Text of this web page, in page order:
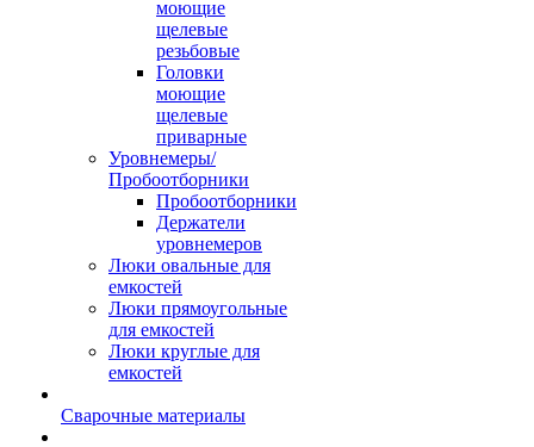
моющие
щелевые
резьбовые
Головки
моющие
щелевые
приварные
Уровнемеры/
Пробоотборники
Пробоотборники
Держатели
уровнемеров
Люки овальные для
емкостей
Люки прямоугольные
для емкостей
Люки круглые для
емкостей
Сварочные материалы